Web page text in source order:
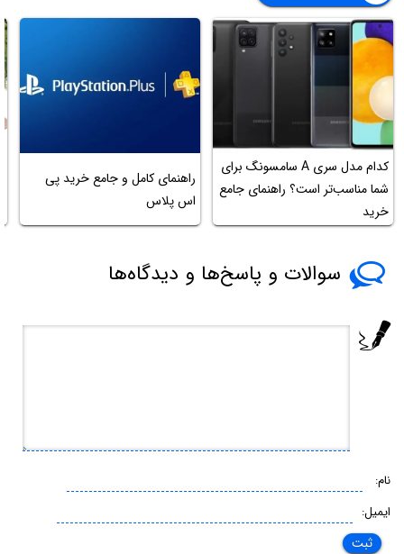
کدام مدل سری A سامسونگ برای
شما مناسب‌تر است؟ راهنمای جامع
خرید
راهنمای کامل و جامع خرید پی
اس پلاس
سوالات و پاسخ‌ها و دیدگاه‌ها
نام:
ایمیل: